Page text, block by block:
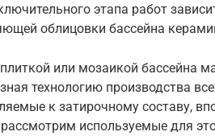
этапа работ
облицовки бассейна
или мозаикой бассейна
технологию производства
к затирочному составу,
используемые для